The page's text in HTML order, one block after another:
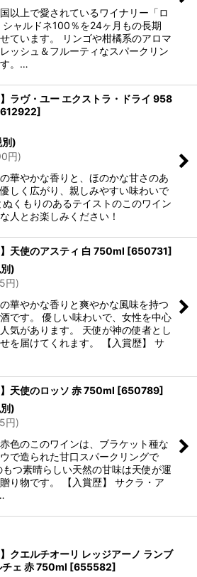
以上で愛されているワイナリー「ロ
シャルドネ100％を24ヶ月もの長期
ています。 リンゴや柑橘系のアロマ
ッシュ＆フルーティなスパークリン
。…
】ラヴ・ユー エクストラ・ドライ 958
612922]
別)
円)
華やかな香りと、ほのかな甘さのあ
しく広がり、親しみやすい味わいで
くもりのあるテイストのこのワイン
人とお楽しみください！
】天使のアスティ 白 750ml [650731]
)
円)
華やかな香りと爽やかな風味を持つ
です。 優しい味わいで、女性を中心
気があります。 天使が神の使者とし
を届けてくれます。 【入賞歴】 サ
】天使のロッソ 赤 750ml [650789]
)
円)
色のこのワインは、ブラケット種な
で造られた甘口スパークリングで
つ素晴らしい天然の甘味は天使が運
り物です。 【入賞歴】 サクラ・ア
】クエルチオーリ レッジアーノ ランブ
チェ 赤 750ml [655582]